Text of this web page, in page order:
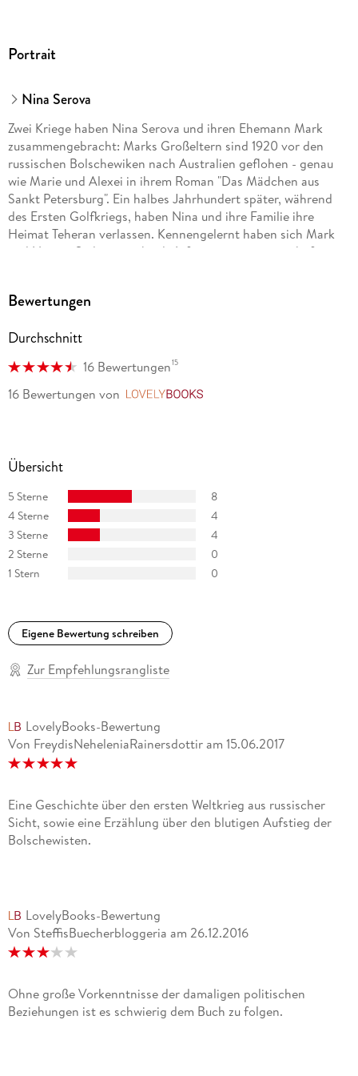
Portrait
Nina Serova
Zwei Kriege haben Nina Serova und ihren Ehemann Mark
zusammengebracht: Marks Großeltern sind 1920 vor den
russischen Bolschewiken nach Australien geflohen - genau
wie Marie und Alexei in ihrem Roman "Das Mädchen aus
Sankt Petersburg". Ein halbes Jahrhundert später, während
des Ersten Golfkriegs, haben Nina und ihre Familie ihre
Heimat Teheran verlassen. Kennengelernt haben sich Mark
und Nina in Sydney, wo beide Informationswissenschaft
zwei Söhnen in Sydney.
Bewertungen
Durchschnitt
16 Bewertungen15
16 Bewertungen von
Übersicht
5 Sterne
8
4 Sterne
4
3 Sterne
4
2 Sterne
0
1 Stern
0
Eigene Bewertung schreiben
Zur Empfehlungsrangliste
LovelyBooks-Bewertung
Von FreydisNeheleniaRainersdottir am 15.06.2017
Eine Geschichte über den ersten Weltkrieg aus russischer
Sicht, sowie eine Erzählung über den blutigen Aufstieg der
Bolschewisten.
LovelyBooks-Bewertung
Von SteffisBuecherbloggeria am 26.12.2016
Ohne große Vorkenntnisse der damaligen politischen
Beziehungen ist es schwierig dem Buch zu folgen.